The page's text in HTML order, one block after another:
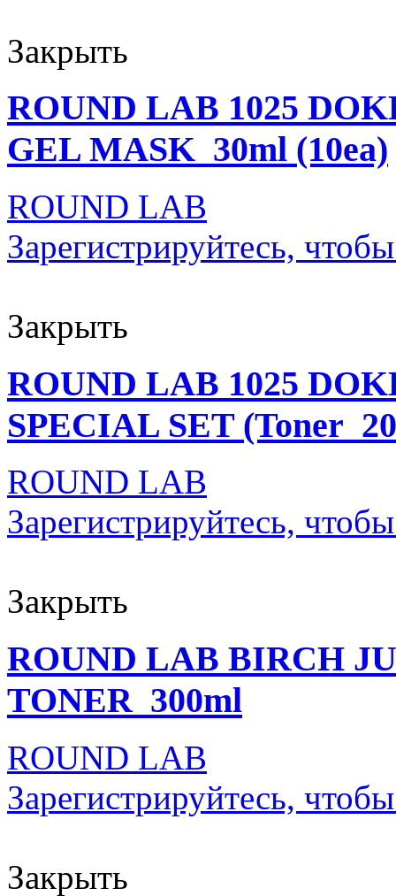
Закрыть
ROUND LAB 1025
GEL MASK_30ml (10ea)
ROUND LAB
Зарегистрируйтесь,
Закрыть
ROUND LAB 1025
SPECIAL SET
ROUND LAB
Зарегистрируйтесь,
Закрыть
ROUND LAB BIRCH
TONER_300ml
ROUND LAB
Зарегистрируйтесь,
Закрыть